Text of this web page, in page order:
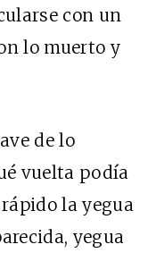
con un
lo muerto y
de lo
vuelta podía
la yegua
yegua